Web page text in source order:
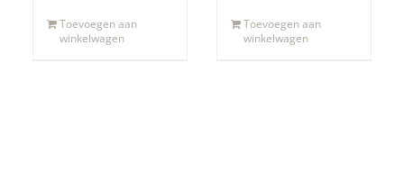
Toevoegen aan
winkelwagen
Toevoegen aan
winkelwagen